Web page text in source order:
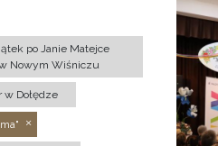
po Janie Matejce
Nowym Wiśniczu
Dołędze